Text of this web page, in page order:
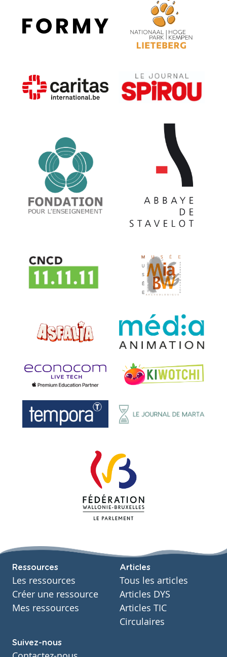
Ressources
Les ressources
Créer une ressource
Mes ressources
Articles
Tous les articles
Articles DYS
Articles TIC
Circulaires
Suivez-nous